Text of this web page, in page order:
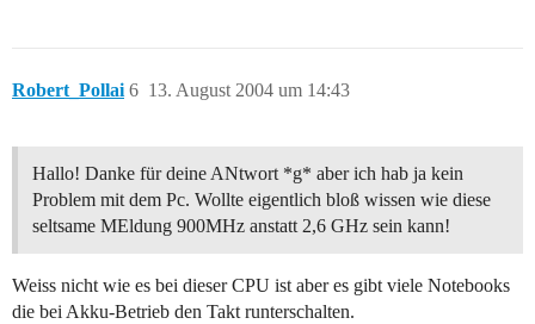
Robert_Pollai 13. August 2004 um 14:43
6
Hallo! Danke für deine ANtwort *g* aber ich hab ja kein
Problem mit dem Pc. Wollte eigentlich bloß wissen wie diese
seltsame MEldung 900MHz anstatt 2,6 GHz sein kann!
Weiss nicht wie es bei dieser CPU ist aber es gibt viele Notebooks
die bei Akku-Betrieb den Takt runterschalten.